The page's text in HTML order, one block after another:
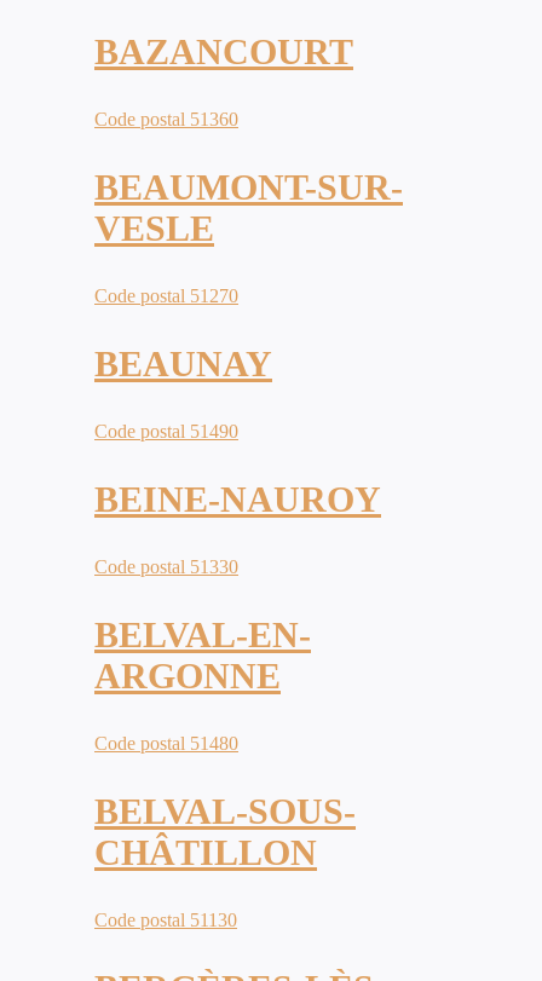
BAZANCOURT
Code postal 51360
BEAUMONT-SUR-
VESLE
Code postal 51270
BEAUNAY
Code postal 51490
BEINE-NAUROY
Code postal 51330
BELVAL-EN-
ARGONNE
Code postal 51480
BELVAL-SOUS-
CHÂTILLON
Code postal 51130